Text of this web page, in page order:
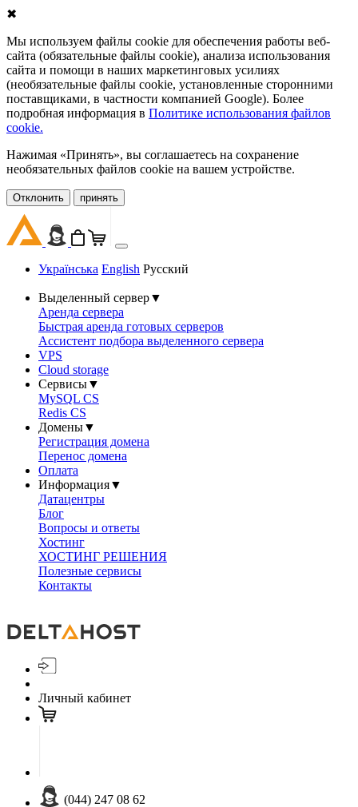
✖
Мы используем файлы cookie для обеспечения работы веб-
сайта (обязательные файлы cookie), анализа использования
сайта и помощи в наших маркетинговых усилиях
(необязательные файлы cookie, установленные сторонними
поставщиками, в частности компанией Google). Более
подробная информация в Политике использования файлов
cookie.
Нажимая «Принять», вы соглашаетесь на сохранение
необязательных файлов cookie на вашем устройстве.
Oтклонить принять
Українська English Русский
Выделенный сервер▼
Аренда сервера
Быстрая аренда готовых серверов
Ассистент подбора выделенного сервера
VPS
Cloud storage
Сервисы▼
MySQL CS
Redis CS
Домены▼
Регистрация домена
Перенос домена
Оплата
Информация▼
Датацентры
Блог
Вопросы и ответы
Хостинг
ХОСТИНГ РЕШЕНИЯ
Полезные сервисы
Контакты
Личный кабинет
(044) 247 08 62